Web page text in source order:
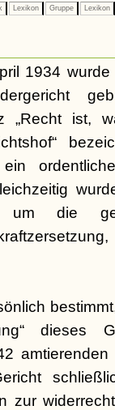
Lexikon Gruppe Lexikon
1934
„Recht ist,
um die
dieses
amtierenden
zur